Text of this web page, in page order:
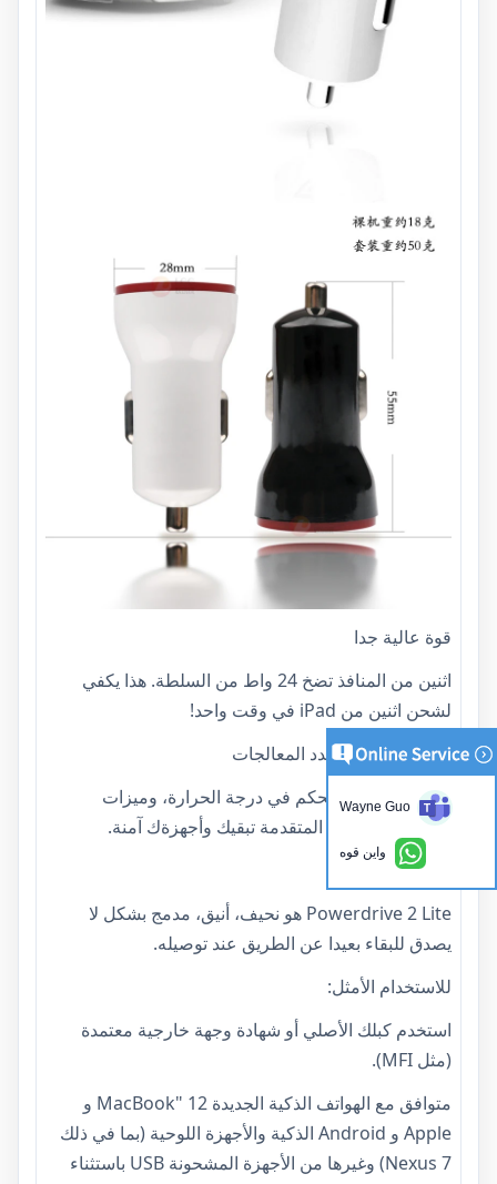
قوة عالية جدا
اثنين من المنافذ تضخ 24 واط من السلطة. هذا يكفي
لشحن اثنين من iPad في وقت واحد!
نظام السلامة متعدد المعالجات
حماية الطفرة، التحكم في درجة الحرارة، وميزات
السلامة المتقدمة المتقدمة تبقيك وأجهزةك آمنة.
تصميم مضغوط
Powerdrive 2 Lite هو نحيف، أنيق، مدمج بشكل لا
يصدق للبقاء بعيدا عن الطريق عند توصيله.
للاستخدام الأمثل:
استخدم كبلك الأصلي أو شهادة وجهة خارجية معتمدة
(مثل MFI).
متوافق مع الهواتف الذكية الجديدة 12 "MacBook و
Apple و Android الذكية والأجهزة اللوحية (بما في ذلك
Nexus 7) وغيرها من الأجهزة المشحونة USB باستثناء
Wayne Guo
واين قوه